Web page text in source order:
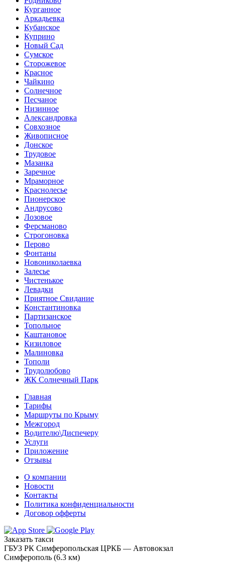
Курганное
Аркадьевка
Кубанское
Куприно
Новый Сад
Сумское
Сторожевое
Красное
Чайкино
Солнечное
Песчаное
Низинное
Александровка
Совхозное
Живописное
Донское
Трудовое
Мазанка
Заречное
Мраморное
Краснолесье
Пионерское
Андрусово
Лозовое
Ферсманово
Строгоновка
Перово
Фонтаны
Новониколаевка
Залесье
Чистенькое
Левадки
Приятное Свидание
Константиновка
Партизанское
Топольное
Каштановое
Кизиловое
Малиновка
Тополи
Трудолюбово
ЖК Солнечный Парк
Главная
Тарифы
Маршруты по Крыму
Межгород
Водителю\Диспечеру
Услуги
Приложение
Отзывы
О компании
Новости
Контакты
Политика конфиденциальности
Договор офферты
Заказать такси
ГБУЗ РК Симферопольская ЦРКБ — Автовокзал
Симферополь (6.3 км)